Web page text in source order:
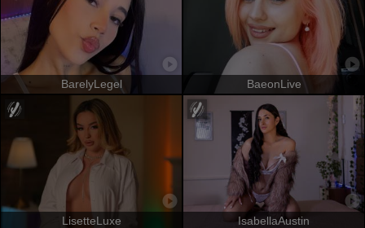
BarelyLegel BaeonLive
LisetteLuxe IsabellaAustin